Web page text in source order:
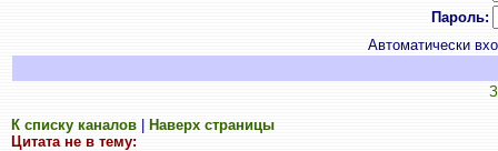
Пароль:
Автоматически
К списку каналов
Наверх страницы
Цитата не в тему: